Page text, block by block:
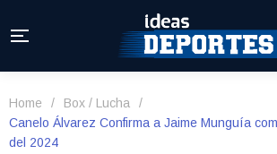
Home / Box / Lucha
/
Canelo Álvarez Confirma a Jaime Munguía
del 2024